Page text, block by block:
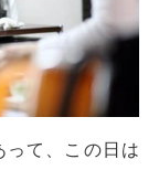
て、この日は